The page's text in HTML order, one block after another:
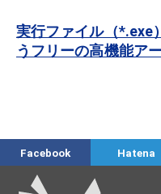
実行ファイル（*.exe
うフリーの高機能ア
Facebook Hatena